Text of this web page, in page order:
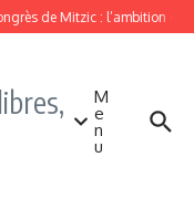
de Mitzic : l’ambition
M
e
n
u